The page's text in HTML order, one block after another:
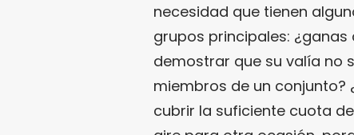
necesidad que tienen
grupos principales:
demostrar que su valía no
miembros de un
cubrir la suficiente cuota